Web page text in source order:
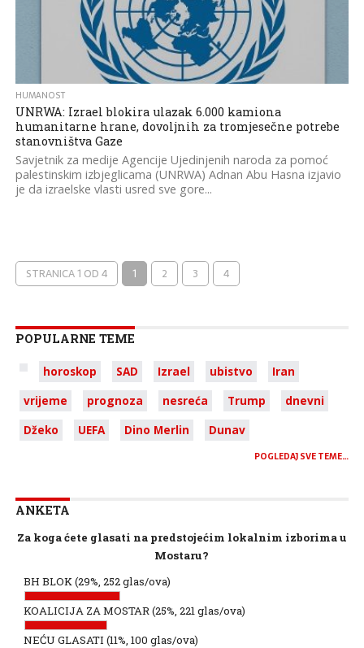
HUMANOST
UNRWA: Izrael blokira ulazak 6.000 kamiona
humanitarne hrane, dovoljnih za tromjesečne potrebe
stanovništva Gaze
Savjetnik za medije Agencije Ujedinjenih naroda za pomoć
palestinskim izbjeglicama (UNRWA) Adnan Abu Hasna izjavio
je da izraelske vlasti usred sve gore...
STRANICA 1 OD 4 1 2 3 4
POPULARNE TEME
horoskop SAD Izrael ubistvo
Iran
vrijeme
prognoza nesreća Trump
dnevni
Džeko
UEFA Dino Merlin Dunav
POGLEDAJ SVE TEME…
ANKETA
Za koga ćete glasati na predstojećim lokalnim izborima u
Mostaru?
BH BLOK(29%, 252 glas/ova)
KOALICIJA ZA MOSTAR(25%, 221 glas/ova)
NEĆU GLASATI (11%, 100 glas/ova)